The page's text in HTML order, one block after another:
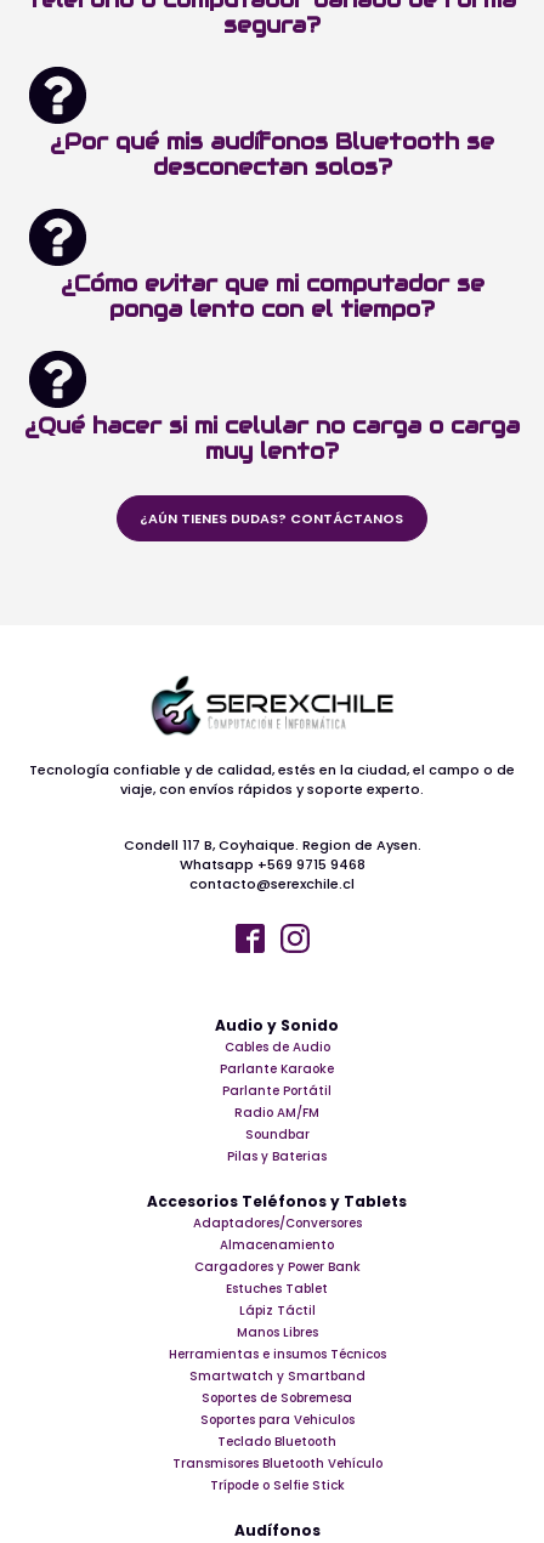
segura?
¿Por qué mis audífonos Bluetooth se
desconectan solos?
¿Cómo evitar que mi computador se
ponga lento con el tiempo?
¿Qué hacer si mi celular no carga o carga
muy lento?
¿AÚN TIENES DUDAS? CONTÁCTANOS
Audio y Sonido
Cables de Audio
Parlante Karaoke
Parlante Portátil
Radio AM/FM
Soundbar
Pilas y Baterias
Accesorios Teléfonos y Tablets
Adaptadores/Conversores
Almacenamiento
Cargadores y Power Bank
Estuches Tablet
Lápiz Táctil
Manos Libres
Herramientas e insumos Técnicos
Smartwatch y Smartband
Soportes de Sobremesa
Soportes para Vehiculos
Teclado Bluetooth
Transmisores Bluetooth Vehículo
Trípode o Selfie Stick
Audífonos
Tecnología confiable y de calidad, estés en la ciudad, el campo o de
viaje, con envíos rápidos y soporte experto.
Condell 117 B, Coyhaique. Region de Aysen.
Whatsapp +569 9715 9468
contacto@serexchile.cl